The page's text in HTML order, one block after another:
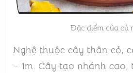
Đặc điểm của củ
Nghệ thuộc cây thân cỏ,
– 1m. Cây tạo nhánh